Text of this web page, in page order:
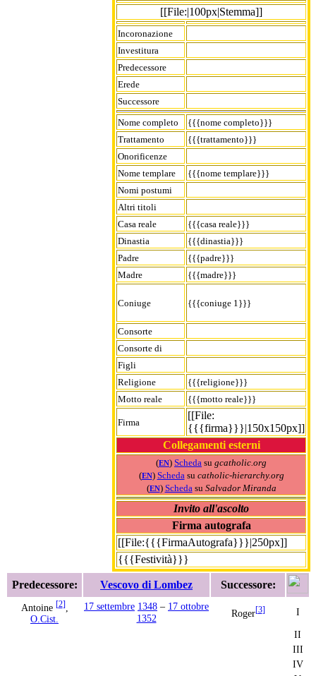
[[File:|100px|Stemma]]
Incoronazione
Investitura
Predecessore
Erede
Successore
Nome completo
{{{nome completo}}}
Trattamento
{{{trattamento}}}
Onorificenze
Nome templare
{{{nome templare}}}
Nomi postumi
Altri titoli
Casa reale
{{{casa reale}}}
Dinastia
{{{dinastia}}}
Padre
{{{padre}}}
Madre
{{{madre}}}
Coniuge {{{coniuge 1}}}
Consorte
Consorte di
Figli
Religione
{{{religione}}}
Motto reale
{{{motto reale}}}
Firma
[[File:
{{{firma}}}|150x150px]]
Collegamenti esterni
(EN) Scheda su gcatholic.org
(EN) Scheda su catholic-hierarchy.org
(EN) Scheda su Salvador Miranda
Invito all'ascolto
Firma autografa
[[File:{{{FirmaAutografa}}}|250px]]
{{{Festività}}}
Predecessore: Vescovo di Lombez Successore:
Antoine [2],
O.Cist.
17 settembre 1348 – 17 ottobre
1352
Roger[3]
I
II
III
IV